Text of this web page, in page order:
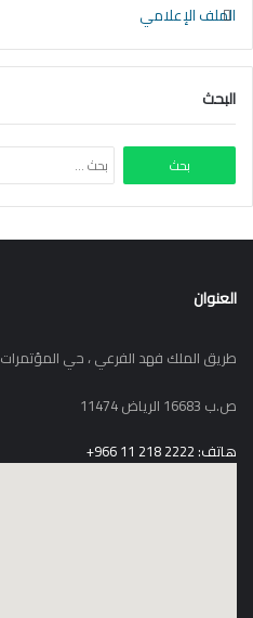
الملف الإعلامي
البحث
البحث
عن:
العنوان
طريق الملك فهد الفرعي ، حي المؤتمرات
ص.ب 16683 الرياض 11474
هاتف: 2222 218 11 966+